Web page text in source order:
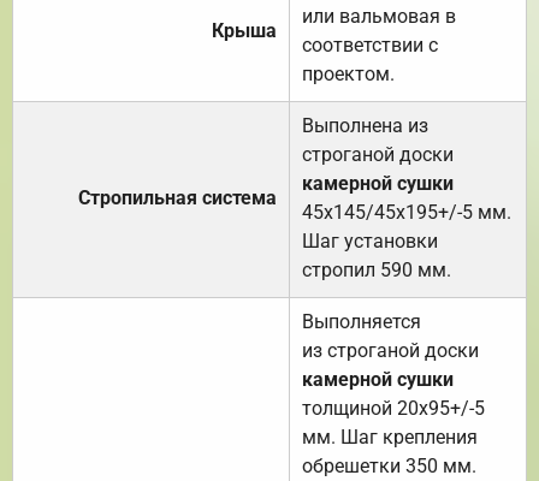
Крыша
или вальмовая в
соответствии с
проектом.
Стропильная система
Выполнена из
строганой доски
камерной сушки
45х145/45х195+/-5 мм.
Шаг установки
стропил 590 мм.
Выполняется
из строганой доски
камерной сушки
толщиной 20х95+/-5
мм. Шаг крепления
обрешетки 350 мм.